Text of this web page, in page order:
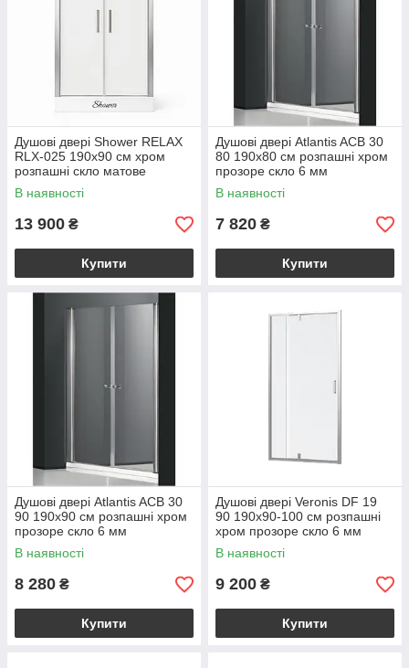
Душові двері Shower RELAX
RLX-025 190х90 см хром
розпашні скло матове
В наявності
13 900 ₴
Купити
Душові двері Atlantis ACB 30
80 190х80 см розпашні хром
прозоре скло 6 мм
В наявності
7 820 ₴
Купити
Душові двері Atlantis ACB 30
90 190х90 см розпашні хром
прозоре скло 6 мм
В наявності
8 280 ₴
Купити
Душові двері Veronis DF 19
90 190х90-100 см розпашні
хром прозоре скло 6 мм
В наявності
9 200 ₴
Купити